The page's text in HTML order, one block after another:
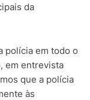
da
polícia em todo o
em entrevista
que a polícia
às